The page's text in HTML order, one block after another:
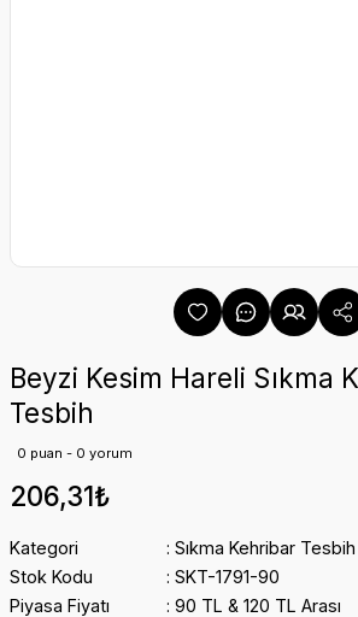
Beyzi Kesim Hareli Sıkma
Tesbih
0 puan - 0 yorum
206,31₺
Kategori
Sıkma Kehribar Tesbih
Stok Kodu
SKT-1791-90
Piyasa Fiyatı
90 TL & 120 TL Arası